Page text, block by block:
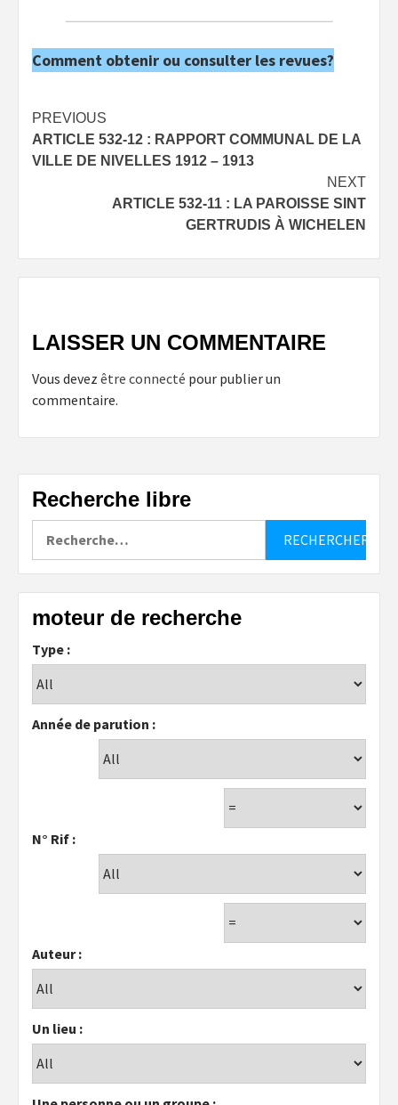
Comment obtenir ou consulter les revues?
Post
navigation
PREVIOUS
ARTICLE 532-12 : RAPPORT COMMUNAL DE LA
VILLE DE NIVELLES 1912 – 1913
NEXT
ARTICLE 532-11 : LA PAROISSE SINT
GERTRUDIS À WICHELEN
LAISSER UN COMMENTAIRE
Vous devez être connecté pour publier un
commentaire.
Recherche libre
moteur de recherche
Type :
Année de parution :
N° Rif :
Auteur :
Un lieu :